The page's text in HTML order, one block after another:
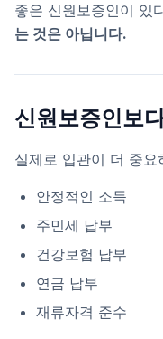
좋은 신원보증인이 있
는 것은 아닙니다.
신원보증인보
실제로 입관이 더 중
안정적인 소득
주민세 납부
건강보험 납부
연금 납부
재류자격 준수